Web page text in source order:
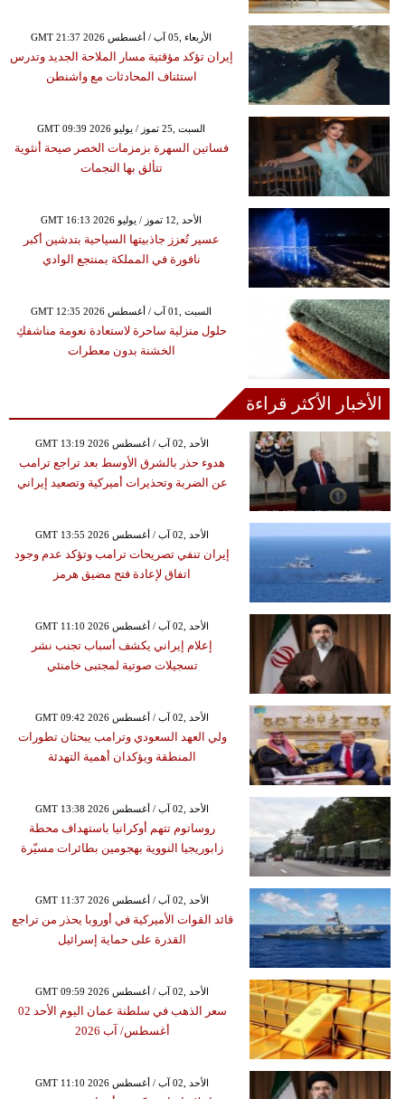
GMT 21:37 2026 الأربعاء ,05 آب / أغسطس
إيران تؤكد مؤقتية مسار الملاحة الجديد وتدرس
استئناف المحادثات مع واشنطن
GMT 09:39 2026 السبت ,25 تموز / يوليو
فساتين السهرة بزمزمات الخصر صيحة أنثوية
تتألق بها النجمات
GMT 16:13 2026 الأحد ,12 تموز / يوليو
عسير تُعزز جاذبيتها السياحية بتدشين أكبر
نافورة في المملكة بمنتجع الوادي
GMT 12:35 2026 السبت ,01 آب / أغسطس
حلول منزلية ساحرة لاستعادة نعومة مناشفكِ
الخشنة بدون معطرات
الأخبار الأكثر قراءة
GMT 13:19 2026 الأحد ,02 آب / أغسطس
هدوء حذر بالشرق الأوسط بعد تراجع ترامب
عن الضربة وتحذيرات أميركية وتصعيد إيراني
GMT 13:55 2026 الأحد ,02 آب / أغسطس
إيران تنفي تصريحات ترامب وتؤكد عدم وجود
اتفاق لإعادة فتح مضيق هرمز
GMT 11:10 2026 الأحد ,02 آب / أغسطس
إعلام إيراني يكشف أسباب تجنب نشر
تسجيلات صوتية لمجتبى خامنئي
GMT 09:42 2026 الأحد ,02 آب / أغسطس
ولي العهد السعودي وترامب يبحثان تطورات
المنطقة ويؤكدان أهمية التهدئة
GMT 13:38 2026 الأحد ,02 آب / أغسطس
روساتوم تتهم أوكرانيا باستهداف محطة
زابوريجيا النووية بهجومين بطائرات مسيّرة
GMT 11:37 2026 الأحد ,02 آب / أغسطس
قائد القوات الأميركية في أوروبا يحذر من تراجع
القدرة على حماية إسرائيل
GMT 09:59 2026 الأحد ,02 آب / أغسطس
سعر الذهب في سلطنة عمان اليوم الأحد 02
أغسطس/ آب 2026
GMT 11:10 2026 الأحد ,02 آب / أغسطس